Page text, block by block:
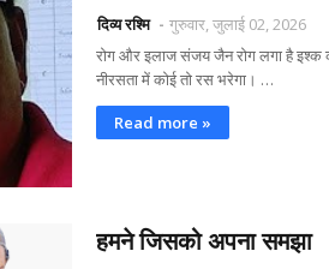
दिव्य रश्मि
गुरुवार, जुलाई 02, 2026
रोग और इलाज संजय जैन रोग लगा है इश्क
नीरसता में कोई तो रस भरेगा। …
Read more »
हमने जिसको अपना समझा